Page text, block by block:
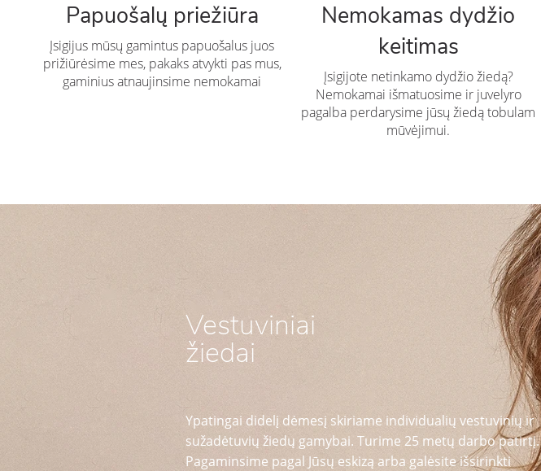
Papuošalų priežiūra
Įsigijus mūsų gamintus papuošalus juos
prižiūrėsime mes, pakaks atvykti pas mus,
gaminius atnaujinsime nemokamai
Nemokamas dydžio
keitimas
Įsigijote netinkamo dydžio žiedą?
Nemokamai išmatuosime ir juvelyro
pagalba perdarysime jūsų žiedą tobulam
mūvėjimui.
Vestuviniai
žiedai
Ypatingai didelį dėmesį skiriame individualių vestuvinių ir
sužadėtuvių žiedų gamybai. Turime 25 metų darbo patirtį.
Pagaminsime pagal Jūsų eskizą arba galėsite išsirinkti